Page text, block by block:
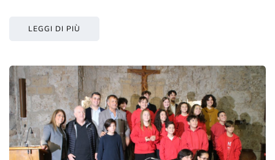
LEGGI DI PIÙ